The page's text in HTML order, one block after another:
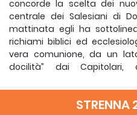
concorde la scelta dei
centrale dei Salesiani di
mattinata egli ha
richiami biblici ed
vera comunione, da un
docilità” dai Capitolari,
Rettor Maggiore.
STRENNA